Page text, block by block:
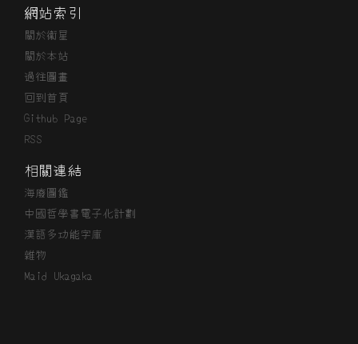
網站索引
關於衞星
關於本站
過往圖畫
回到首頁
Github Page
RSS
相關連結
海廢圖鑑
中國哲學書電子化計劃
漢語多功能字庫
雜物
Maid Ukagaka